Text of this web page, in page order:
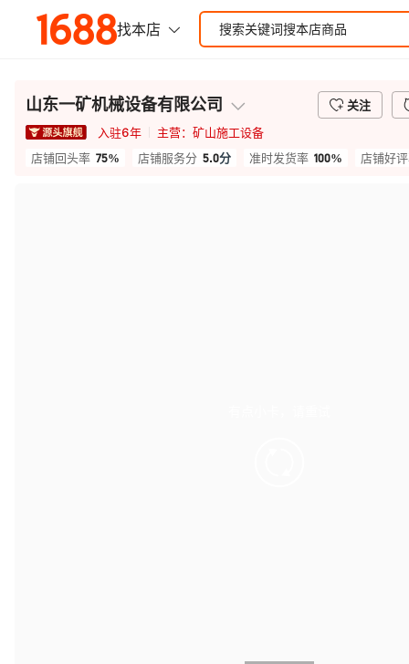
山东一矿机械设备有限公司
关注
入驻6年 主营：矿山施工设备
店铺回头率 75% 店铺服务分 5.0分 准时发货率 100% 店铺好